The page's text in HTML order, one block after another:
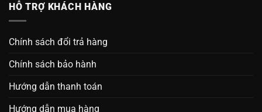
HỖ TRỢ KHÁCH HÀNG
Chính sách đổi trả hàng
Chính sách bảo hành
Hướng dẫn thanh toán
Hướng dẫn mua hàng